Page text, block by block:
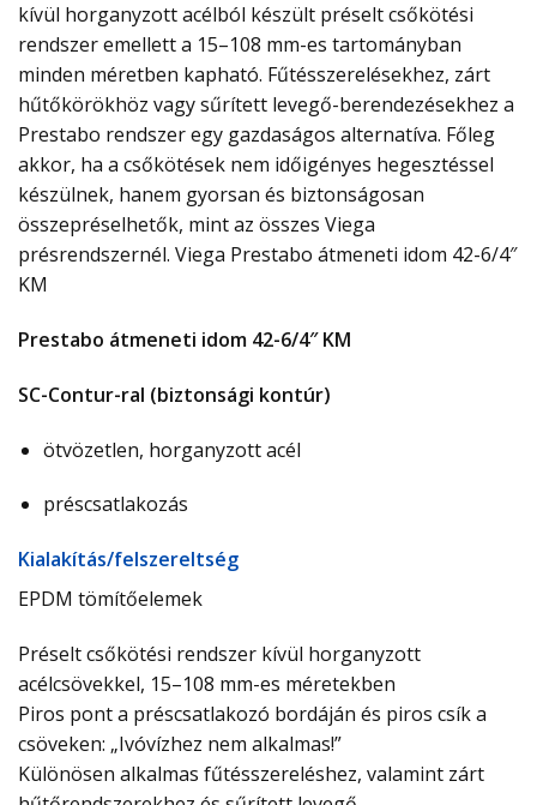
kívül horganyzott acélból készült préselt csőkötési
rendszer emellett a 15–108 mm-es tartományban
minden méretben kapható. Fűtésszerelésekhez, zárt
hűtőkörökhöz vagy sűrített levegő-berendezésekhez a
Prestabo rendszer egy gazdaságos alternatíva. Főleg
akkor, ha a csőkötések nem időigényes hegesztéssel
készülnek, hanem gyorsan és biztonságosan
összepréselhetők, mint az összes Viega
présrendszernél. Viega Prestabo átmeneti idom 42-6/4″
KM
Prestabo átmeneti idom 42-6/4″ KM
SC-Contur-ral (biztonsági kontúr)
ötvözetlen, horganyzott acél
préscsatlakozás
Ki­ala­kí­tás/­fel­sze­relt­ség
EPDM tömítőelemek
Préselt csőkötési rendszer kívül horganyzott
acélcsövekkel, 15–108 mm-es méretekben
Piros pont a préscsatlakozó bordáján és piros csík a
csöveken: „Ivóvízhez nem alkalmas!”
Különösen alkalmas fűtésszereléshez, valamint zárt